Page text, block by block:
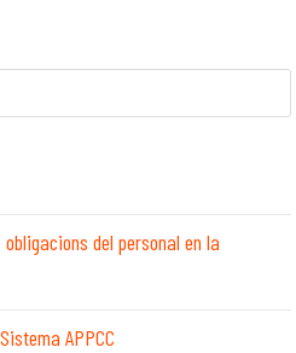
del personal en la
APPCC